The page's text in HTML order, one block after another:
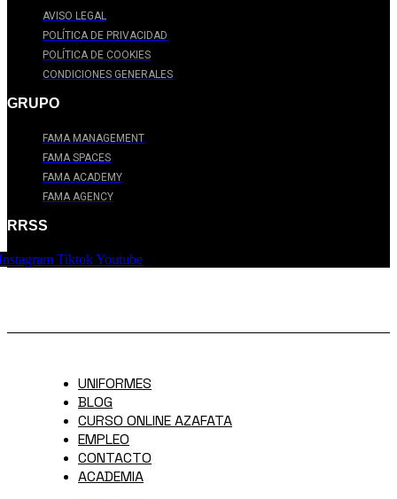
AVISO LEGAL
POLÍTICA DE PRIVACIDAD
POLÍTICA DE COOKIES
CONDICIONES GENERALES
GRUPO
FAMA MANAGEMENT
FAMA SPACES
FAMA ACADEMY
FAMA AGENCY
RRSS
TiktokYoutube
UNIFORMES
BLOG
CURSO ONLINE AZAFATA
EMPLEO
CONTACTO
ACADEMIA